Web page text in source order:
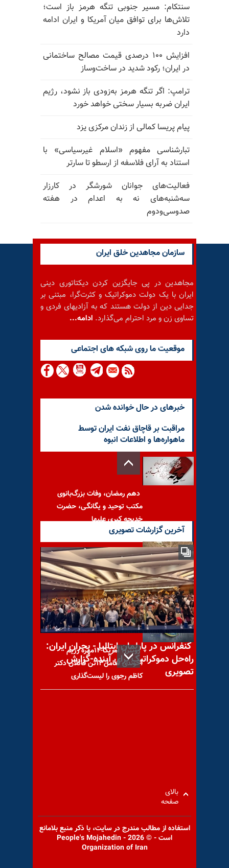
سنتکام: مسیر جنوبی تنگه هرمز باز است؛
تلاش‌ها برای توافق میان آمریکا و ایران ادامه
دارد
افزایش ۱۰۰ درصدی قیمت مصالح ساختمانی
در ایران؛ رکود شدید در ساخت‌وساز
ترامپ: اگر تنگه هرمز به‌زودی باز نشود، رژیم
ایران ضربه بسیار سختی خواهد خورد
پیام پریسا کمالی از زندان مرکزی یزد
تبارشناسی مفهوم «اسلام غیرسیاسی» با
استناد به آرای فلاسفه از ارسطو تا سارتر
فعالیت‌های جوانان شورشگر در کارزار
سه‌شنبه‌های نه به اعدام در هفته
صدوسی‌و‌دوم
سازمان مجاهدین خلق ایران
مجاهدین در پی جایگزین کردن دیکتاتوری دینی
ایران با یک دولت دموکراتیک و کثرت‌گرا، مبتنی بر
جدایی دین از دولت هستند که به آزادیهای فردی و
تساوی زن و مرد احترام می‌گذارد. ادامه...
موقعيت ما روى شبكه هاى اجتماعى
خبرهای در حال خوانده شدن
مراقبت بر قاچاق نفت ایران توسط
ماهواره‌ها و اطلاعات انبوه
دهم رمضان، وفات بزرگ‌بانوی
مکتب توحید و یگانگـی، حضرت
خدیجه کبری علیها
ورود خبرنگاران خارجی در کره
شمالی برای تعطیلی مرکز اتمی
رویترز: آمریکا ۱۴مهره رژیم
آخوندی شامل۱۳تن قاتلان دکتر
کاظم رجوی را لیست‌گذاری
با یاد مجاهد شهید غلامحسین
حاجی آبادی
آخرین گزارشات تصویری
کنفرانس در پارلمان ایتالیا - بحران ایران:
راه‌حل دموکراتیک برای آینده-گزارش
تصویری
بالای
صفحه
استفاده از مطالب مندرج در سايت، با ذكر منبع بلامانع
است - © 2026 - People's Mojahedin
Organization of Iran